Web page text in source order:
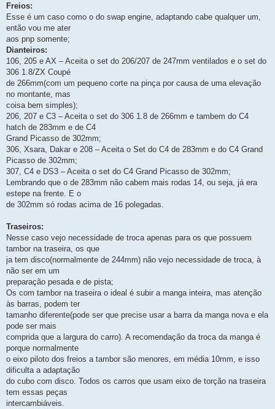
Freios:
Esse é um caso como o do swap engine, adaptando cabe qualquer um,
então vou me ater
aos pnp somente;
Dianteiros:
106, 205 e AX – Aceita o set do 206/207 de 247mm ventilados e o set do
306 1.8/ZX Coupé
de 266mm(com um pequeno corte na pinça por causa de uma elevação
no montante, mas
coisa bem simples);
206, 207 e C3 – Aceita o set do 306 1.8 de 266mm e tambem do C4
hatch de 283mm e de C4
Grand Picasso de 302mm;
306, Xsara, Dakar e 208 – Aceita o Set do C4 de 283mm e do C4 Grand
Picasso de 302mm;
307, C4 e DS3 – Aceita o set do C4 Grand Picasso de 302mm;
Lembrando que o de 283mm não cabem mais rodas 14, ou seja, já era
estepe na frente. E o
de 302mm só rodas acima de 16 polegadas.
Traseiros:
Nesse caso vejo necessidade de troca apenas para os que possuem
tambor na traseira, os que
ja tem disco(normalmente de 244mm) não vejo necessidade de troca, à
não ser em um
preparação pesada e de pista;
Os com tambor na traseira o ideal é subir a manga inteira, mas atenção
às barras, podem ter
tamanho diferente(pode ser que precise usar a barra da manga nova e ela
pode ser mais
comprida que a largura do carro). A recomendação da troca da manga é
porque normalmente
o eixo piloto dos freios a tambor são menores, em média 10mm, e isso
dificulta a adaptação
do cubo com disco. Todos os carros que usam eixo de torção na traseira
tem essas peças
intercambiáveis.